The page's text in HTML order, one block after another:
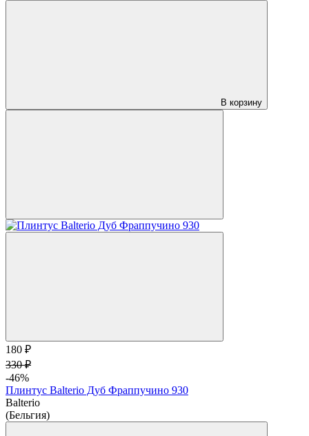
В корзину
180 ₽
330 ₽
-46%
Плинтус Balterio Дуб Фраппучино 930
Balterio
(Бельгия)